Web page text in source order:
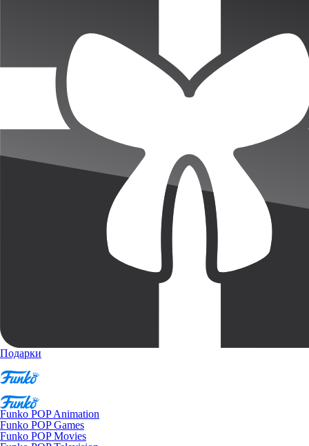
Подарки
Funko POP Animation
Funko POP Games
Funko POP Movies